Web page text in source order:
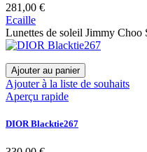
281,00 €
Ecaille
Lunettes de soleil Jimmy Choo
Ajouter au panier
Ajouter à la liste de souhaits
Aperçu rapide
DIOR Blacktie267